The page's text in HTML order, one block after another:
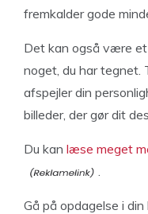
fremkalder gode
Det kan også være et
noget, du har tegnet.
afspejler din
billeder, der gør dit
Du kan læse meget
Gå på opdagelse i